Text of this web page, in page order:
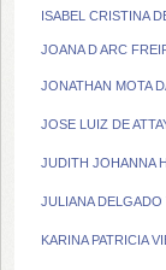
ISABEL CRISTINA
JOANA D ARC
JONATHAN MOTA
JOSE LUIZ DE
JUDITH JOHANNA
JULIANA DELGADO
KARINA PATRICIA